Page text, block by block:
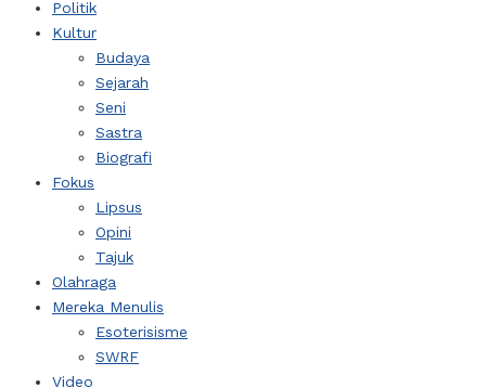
Politik
Kultur
Budaya
Sejarah
Seni
Sastra
Biografi
Fokus
Lipsus
Opini
Tajuk
Olahraga
Mereka Menulis
Esoterisisme
SWRF
Video